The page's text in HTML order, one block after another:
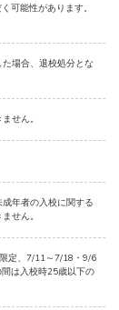
可能性があります。
場合、退校処分とな
せん。
年者の入校に関する
せん。
定、7/11～7/18・9/6
は入校時25歳以下の